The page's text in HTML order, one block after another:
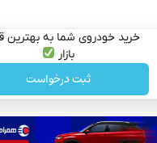
خرید خودروی شما به بهترین قیمت
ثبت درخواست